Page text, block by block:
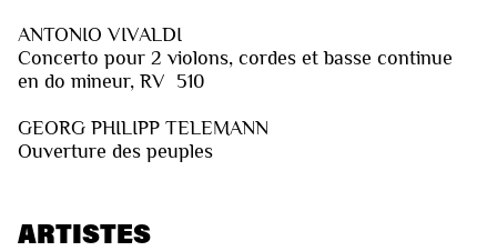
ANTONIO VIVALDI
Concerto pour 2 violons, cordes et basse continue
en do mineur, RV 510
GEORG PHILIPP TELEMANN
Ouverture des peuples
ARTISTES